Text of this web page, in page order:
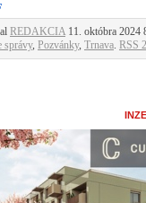
REDAKCIA 11. októbra 2024
správy, Pozvánky, Trnava. RSS